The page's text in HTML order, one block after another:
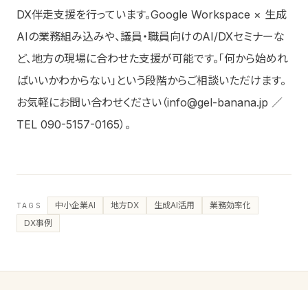
DX伴走支援を行っています。Google Workspace × 生成
AIの業務組み込みや、議員・職員向けのAI/DXセミナーな
ど、地方の現場に合わせた支援が可能です。「何から始めれ
ばいいかわからない」という段階からご相談いただけます。
お気軽にお問い合わせください（info@gel-banana.jp ／
TEL 090-5157-0165）。
TAGS 中小企業AI 地方DX 生成AI活用
業務効率化
DX事例